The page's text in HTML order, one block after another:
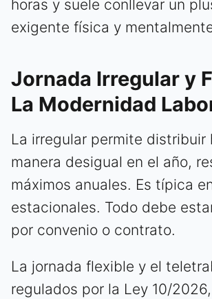
horas y suele conllevar un
exigente física y
Jornada Irregular y
La Modernidad
La irregular permite distribuir
manera desigual en el año,
máximos anuales. Es típica
estacionales. Todo debe
por convenio o contrato.
La jornada flexible y el
regulados por la Ley 10/